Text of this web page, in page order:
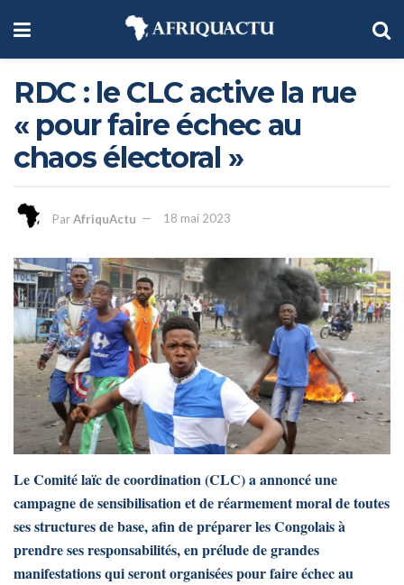
RDC : le CLC active la rue
« pour faire échec au
chaos électoral »
ParAfriquActu 18 mai 2023
Le Comité laïc de coordination (CLC) a annoncé une
campagne de sensibilisation et de réarmement moral de toutes
ses structures de base, afin de préparer les Congolais à
prendre ses responsabilités, en prélude de grandes
manifestations qui seront organisées pour faire échec au